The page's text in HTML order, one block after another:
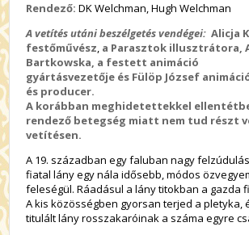
Rendező: DK Welchman, Hugh Welchman
A vetítés utáni beszélgetés vendégei: Alicja
festőművész, a Parasztok illusztrátora,
Bartkowska, a festett animáció
gyártásvezetője és Fülöp József
és producer.
A korábban meghidetettekkel
rendező betegség miatt nem tud részt
vetítésen.
A 19. században egy faluban nagy
fiatal lány egy nála idősebb, módos
feleségül. Ráadásul a lány titokban a gazda
A kis közösségben gyorsan terjed a pletyka,
titulált lány rosszakaróinak a száma egyre